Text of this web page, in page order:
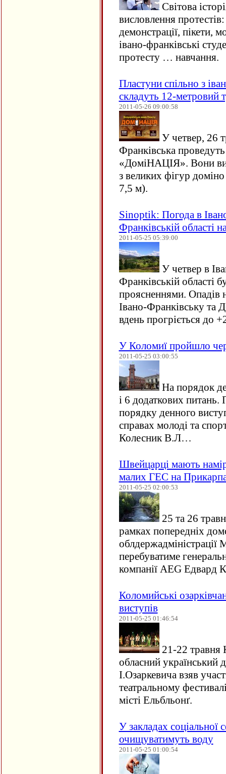
Світова
висловлення
демонстрації, пікети,
івано-франківські
протесту … навчання.
Пластуни спільно з
складуть 12-метровий
2011-05-26 09:00:58
У четвер, 26
Франківська
«ДоміНАЦІЯ». Вони
з великих фігур
7,5 м).
Sinoptik: Погода в
Франківській області
2011-05-25 05:39:00
У четвер в
Франківській області
проясненнями. Опадів
Івано-Франківську та
вдень прогріється до
У Коломиї пройшло
2011-05-25 03:00:55
На порядок
і 6 додаткових
порядку денного
справах молоді та
Колесник В.Л…
Швейцарці мають
малих ГЕС на
2011-05-25 02:00:53
25 та 26
рамках попередніх
перебуватиме
компанії AEGЕдвард
Коломийські
виступів
2011-05-25 01:46:54
21-22 травня
обласний український
І.Озаркевича взяв
театральному
місті Ельбльонґ.
У закладах
очищуватимуть воду
2011-05-25 01:00:54